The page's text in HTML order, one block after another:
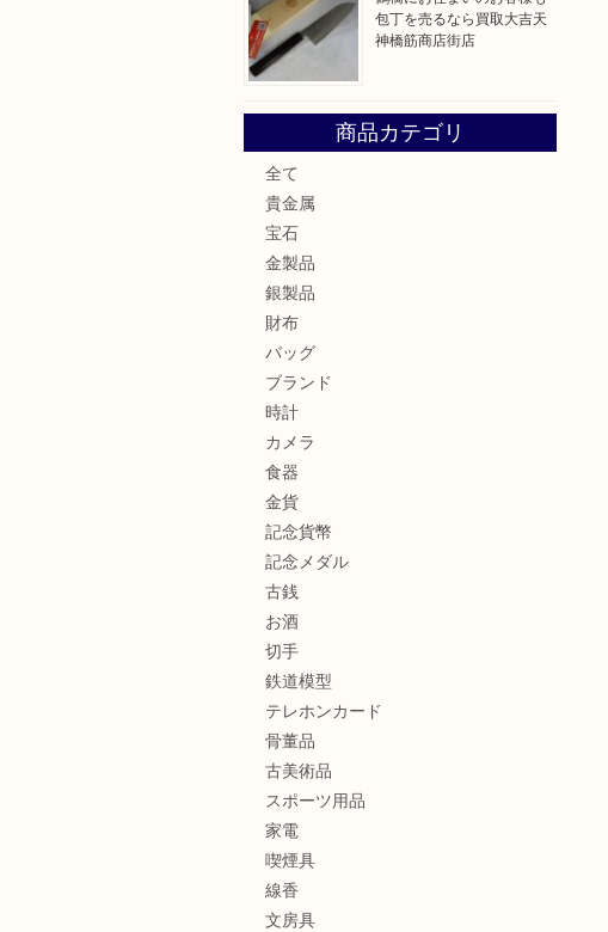
包丁を売るなら買取大吉天
神橋筋商店街店
商品カテゴリ
全て
貴金属
宝石
金製品
銀製品
財布
バッグ
ブランド
時計
カメラ
食器
金貨
記念貨幣
記念メダル
古銭
お酒
切手
鉄道模型
テレホンカード
骨董品
古美術品
スポーツ用品
家電
喫煙具
線香
文房具